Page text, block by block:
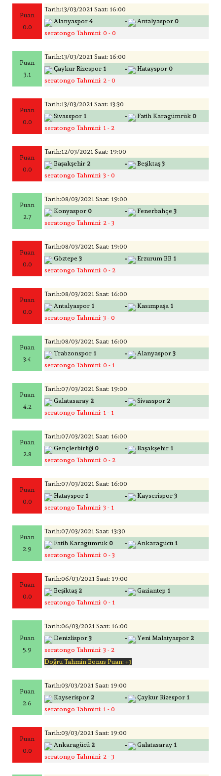
Puan
0.0
Tarih:13/03/2021 Saat: 16:00
Alanyaspor 4 - Antalyaspor 0
seratongo Tahmini: 0 - 0
Puan
3.1
Tarih:13/03/2021 Saat: 16:00
Çaykur Rizespor 1 - Hatayspor 0
seratongo Tahmini: 2 - 0
Puan
0.0
Tarih:13/03/2021 Saat: 13:30
Sivasspor 1 - Fatih Karagümrük 0
seratongo Tahmini: 1 - 2
Puan
0.0
Tarih:12/03/2021 Saat: 19:00
Başakşehir 2 - Beşiktaş 3
seratongo Tahmini: 3 - 0
Puan
2.7
Tarih:08/03/2021 Saat: 19:00
Konyaspor 0 - Fenerbahçe 3
seratongo Tahmini: 2 - 3
Puan
0.0
Tarih:08/03/2021 Saat: 19:00
Göztepe 3 - Erzurum BB 1
seratongo Tahmini: 0 - 2
Puan
0.0
Tarih:08/03/2021 Saat: 16:00
Antalyaspor 1 - Kasımpaşa 1
seratongo Tahmini: 3 - 0
Puan
3.4
Tarih:08/03/2021 Saat: 16:00
Trabzonspor 1 - Alanyaspor 3
seratongo Tahmini: 0 - 1
Puan
4.2
Tarih:07/03/2021 Saat: 19:00
Galatasaray 2 - Sivasspor 2
seratongo Tahmini: 1 - 1
Puan
2.8
Tarih:07/03/2021 Saat: 16:00
Gençlerbirliği 0 - Başakşehir 1
seratongo Tahmini: 0 - 2
Puan
0.0
Tarih:07/03/2021 Saat: 16:00
Hatayspor 1 - Kayserispor 3
seratongo Tahmini: 3 - 1
Puan
2.9
Tarih:07/03/2021 Saat: 13:30
Fatih Karagümrük 0 - Ankaragücü 1
seratongo Tahmini: 0 - 3
Puan
0.0
Tarih:06/03/2021 Saat: 19:00
Beşiktaş 2 - Gaziantep 1
seratongo Tahmini: 0 - 1
Puan
5.9
Tarih:06/03/2021 Saat: 16:00
Denizlispor 3 - Yeni Malatyaspor 2
seratongo Tahmini: 3 - 2
Doğru Tahmin Bonus Puan: +3
Puan
2.6
Tarih:03/03/2021 Saat: 19:00
Kayserispor 2 - Çaykur Rizespor 1
seratongo Tahmini: 1 - 0
Puan
0.0
Tarih:03/03/2021 Saat: 19:00
Ankaragücü 2 - Galatasaray 1
seratongo Tahmini: 2 - 3